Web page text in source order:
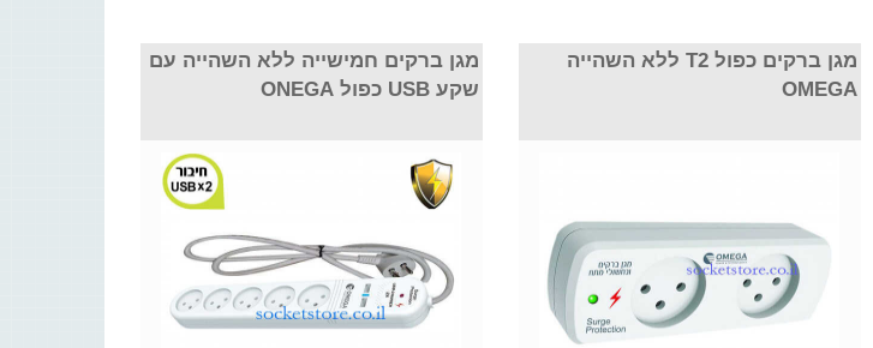
מגן ברקים חמישייה ללא השהייה עם
שקע USB כפול ONEGA
מגן ברקים כפול T2 ללא השהייה
OMEGA